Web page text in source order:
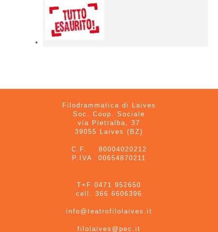
Filodrammatica di Laives
Soc. Coop. Sociale
via Pietralba, 37
39055 Laives (BZ)
C.F. 80004020212
P.IVA 00654870211
T+F 0471 952650
cell. 366 6606396
info@teatrofilolaives.it
filolaives@pec.it